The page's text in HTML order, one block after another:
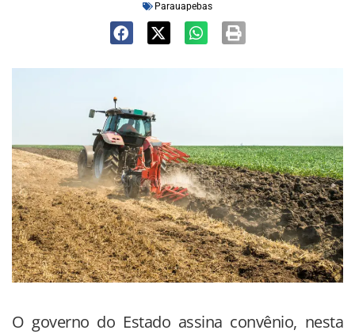
Parauapebas
O governo do Estado assina convênio, nesta